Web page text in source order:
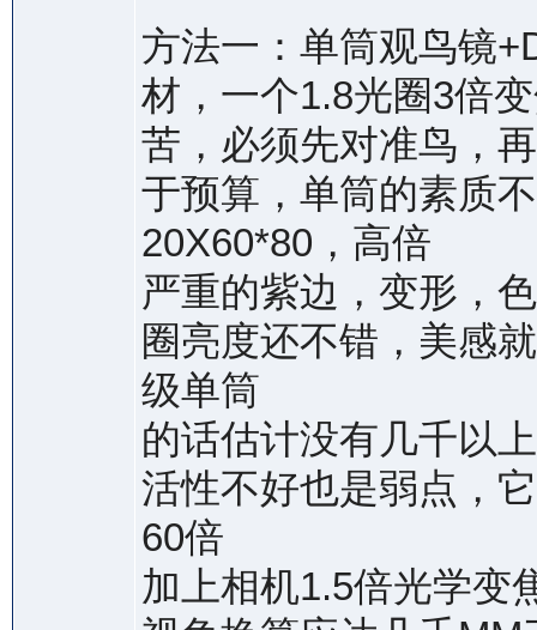
方法一：单筒观鸟镜
材，一个1.8光圈3倍
苦，必须先对准鸟，
于预算，单筒的素质
20X60*80，高倍
严重的紫边，变形，
圈亮度还不错，美感
级单筒
的话估计没有几千以
活性不好也是弱点，
60倍
加上相机1.5倍光学变